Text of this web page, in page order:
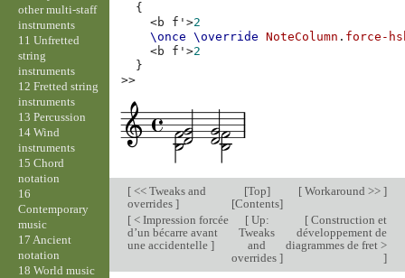
{
<b f'>2
\once
\override NoteColumn . force-
<b f'>2
}
>>
[<< Tweaks and
overrides ]
[Top]
[Contents]
[Workaround >> ]
[< Impression forcée
d’un bécarre avant
une accidentelle ]
[Up:
Tweaks
and
overrides ]
[Construction et
développement de
diagrammes de fret >
]
other multi-staff
instruments
11 Unfretted
string
instruments
12 Fretted string
instruments
13 Percussion
14 Wind
instruments
15 Chord
notation
16
Contemporary
music
17 Ancient
notation
18 World music